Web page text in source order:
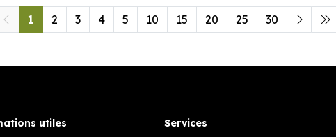
1 2 3 4 5 10 15 20 25 30
utiles Services